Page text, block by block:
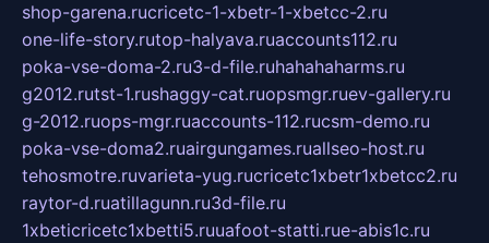
shop-garena.rucricetc-1-xbetr-1-xbetcc-2.ru
one-life-story.rutop-halyava.ruaccounts112.ru
poka-vse-doma-2.ru3-d-file.ruhahahaharms.ru
g2012.rutst-1.rushaggy-cat.ruopsmgr.ruev-gallery.ru
g-2012.ruops-mgr.ruaccounts-112.rucsm-demo.ru
poka-vse-doma2.ruairgungames.ruallseo-host.ru
tehosmotre.ruvarieta-yug.rucricetc1xbetr1xbetcc2.ru
raytor-d.ruatillagunn.ru3d-file.ru
1xbeticricetc1xbetti5.ruuafoot-statti.rue-abis1c.ru